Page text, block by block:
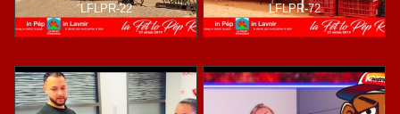
LFLPR-22 LFLPR-72